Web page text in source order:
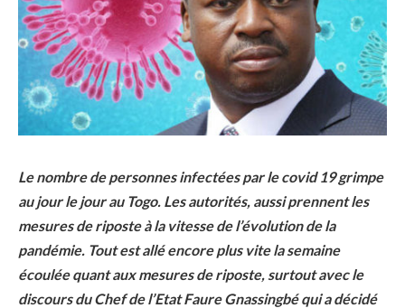
Le nombre de personnes infectées par le covid 19 grimpe
au jour le jour au Togo. Les autorités, aussi prennent les
mesures de riposte à la vitesse de l’évolution de la
pandémie. Tout est allé encore plus vite la semaine
écoulée quant aux mesures de riposte, surtout avec le
discours du Chef de l’Etat Faure Gnassingbé qui a décidé